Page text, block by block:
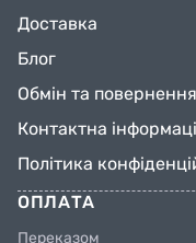
3- это
товары
данной
регулярного
средними
комфорта и
Доставка
Блог
Обмін та повернення
Контактна
Політика
ОПЛАТА
Переказом